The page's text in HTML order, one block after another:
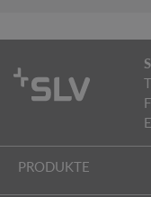
E
PRODUKTE